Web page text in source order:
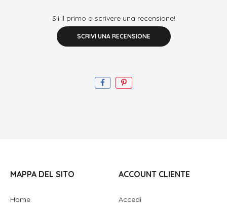
Sii il primo a scrivere una recensione!
SCRIVI UNA RECENSIONE
MAPPA DEL SITO
Home
ACCOUNT CLIENTE
Accedi